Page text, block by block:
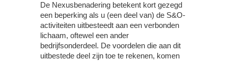
De Nexusbenadering betekent kort gezegd
een beperking als u (een deel van) de S&O-
activiteiten uitbesteedt aan een verbonden
lichaam, oftewel een ander
bedrijfsonderdeel. De voordelen die aan dit
uitbestede deel zijn toe te rekenen, komen